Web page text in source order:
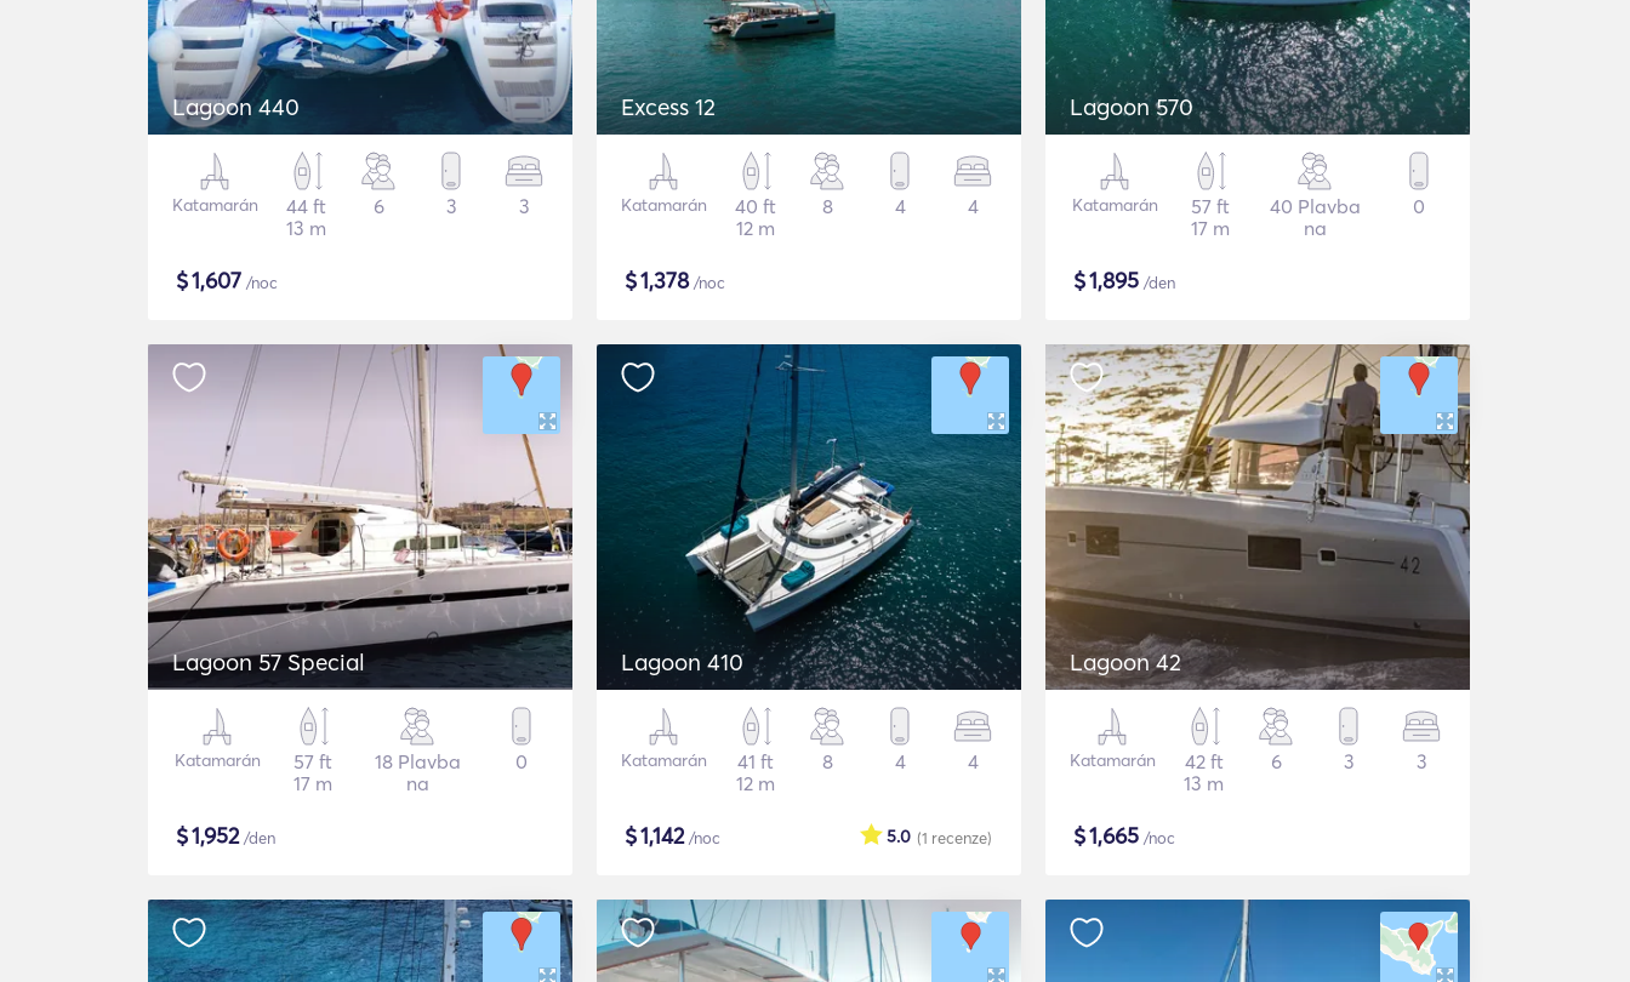
Lagoon 440
Katamarán
44 ft
13 m
6 3 3
$1,607 /noc
Excess 12
Katamarán
40 ft
12 m
8 4 4
$1,378/noc
Lagoon 570
Katamarán
57 ft
17 m
40 Plavba
na
0
$1,895 /den
Lagoon 57 Special
Katamarán
57 ft
17 m
18 Plavba
na
0
$1,952/den
Lagoon 410
Katamarán
41 ft
12 m
8 4 4
$1,142/noc (1 recenze)
5.0
Lagoon 42
Katamarán
42 ft
13 m
6 3 3
$1,665 /noc